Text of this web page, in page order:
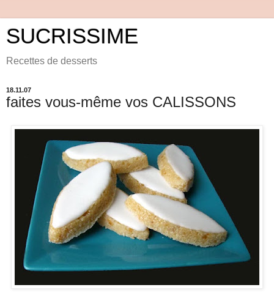
SUCRISSIME
Recettes de desserts
18.11.07
faites vous-même vos CALISSONS